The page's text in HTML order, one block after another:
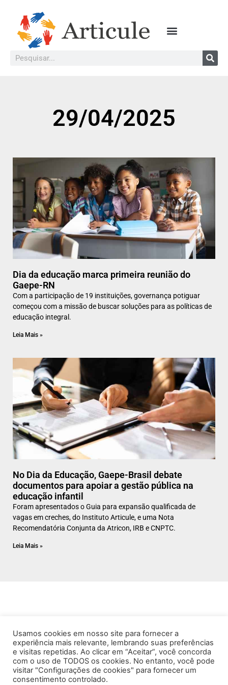
29/04/2025
Dia da educação marca primeira reunião do
Gaepe-RN
Com a participação de 19 instituições, governança potiguar
começou com a missão de buscar soluções para as políticas de
educação integral.
Leia Mais »
No Dia da Educação, Gaepe-Brasil debate
documentos para apoiar a gestão pública na
educação infantil
Foram apresentados o Guia para expansão qualificada de
vagas em creches, do Instituto Articule, e uma Nota
Recomendatória Conjunta da Atricon, IRB e CNPTC.
Leia Mais »
Usamos cookies em nosso site para fornecer a
experiência mais relevante, lembrando suas preferências
e visitas repetidas. Ao clicar em “Aceitar”, você concorda
com o uso de TODOS os cookies. No entanto, você pode
visitar "Configurações de cookies" para fornecer um
consentimento controlado.